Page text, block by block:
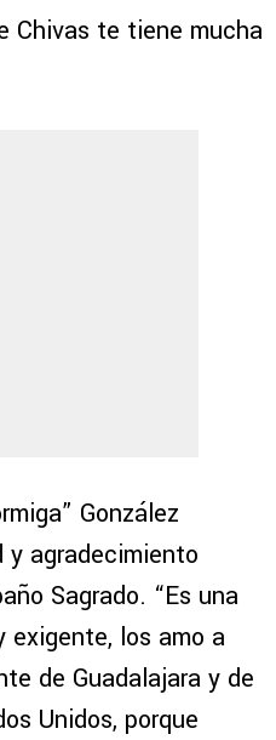
Chivas te tiene mucha
González
y agradecimiento
Sagrado. “Es una
exigente, los amo a
de Guadalajara y de
Unidos, porque